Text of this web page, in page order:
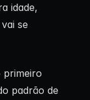
idade,
se
primeiro
padrão de